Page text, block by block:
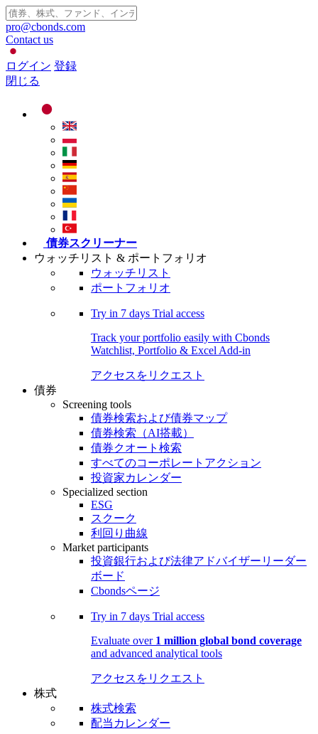
pro@cbonds.com
Contact us
ログイン 登録
閉じる
債券スクリーナー
ウォッチリスト & ポートフォリオ
ウォッチリスト
ポートフォリオ
Try in 7 days Trial access
Track your portfolio easily with Cbonds
Watchlist, Portfolio & Excel Add-in
アクセスをリクエスト
債券
Screening tools
債券検索および債券マップ
債券検索（AI搭載）
債券クオート検索
すべてのコーポレートアクション
投資家カレンダー
Specialized section
ESG
スクーク
利回り曲線
Market participants
投資銀行および法律アドバイザーリーダー
ボード
Cbondsページ
Try in 7 days Trial access
Evaluate over 1 million global bond coverage
and advanced analytical tools
アクセスをリクエスト
株式
株式検索
配当カレンダー